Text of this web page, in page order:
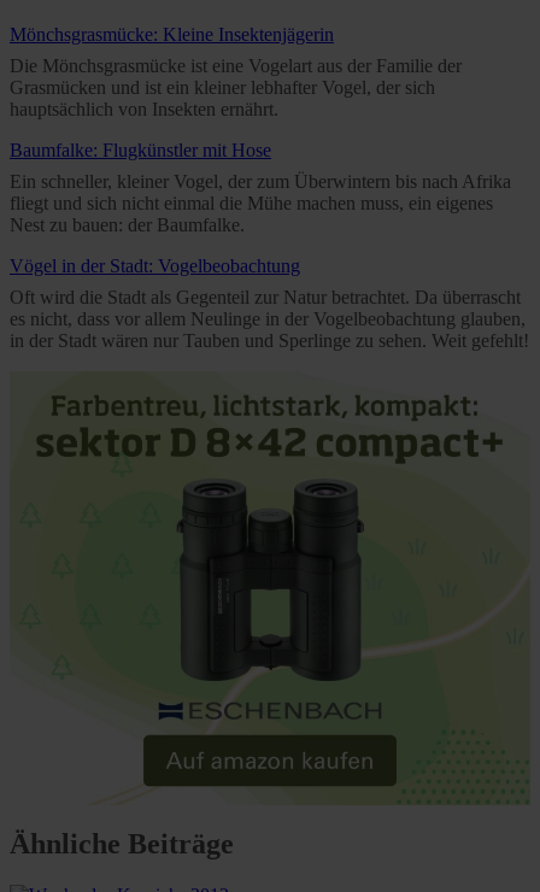
Mönchsgrasmücke: Kleine Insektenjägerin
Die Mönchsgrasmücke ist eine Vogelart aus der Familie der
Grasmücken und ist ein kleiner lebhafter Vogel, der sich
hauptsächlich von Insekten ernährt.
Baumfalke: Flugkünstler mit Hose
Ein schneller, kleiner Vogel, der zum Überwintern bis nach Afrika
fliegt und sich nicht einmal die Mühe machen muss, ein eigenes
Nest zu bauen: der Baumfalke.
Vögel in der Stadt: Vogelbeobachtung
Oft wird die Stadt als Gegenteil zur Natur betrachtet. Da überrascht
es nicht, dass vor allem Neulinge in der Vogelbeobachtung glauben,
in der Stadt wären nur Tauben und Sperlinge zu sehen. Weit gefehlt!
Ähnliche Beiträge